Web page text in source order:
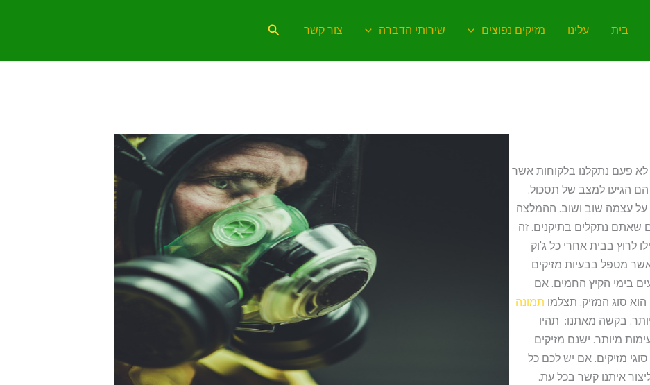
בית עלינו מזיקים נפוצים שירותי הדברה צור קשר חיפוש
לא פעם נתקלנו בלקוחות אשר
הגיעו למצב של תסכול.
על עצמה שוב ושוב. ההמלצה
שאתם נתקלים בתיקנים. זה
לרוץ בבית אחרי כל ג'וק
מטפל בבעיות מזיקים
בימי הקיץ החמים. אם
סוג המזיק. תצלמו תמונה
בקשה מאתנו: תהיו
מיותר. ישנם מזיקים
מזיקים. אם יש לכם כל
איתנו קשר בכל עת.